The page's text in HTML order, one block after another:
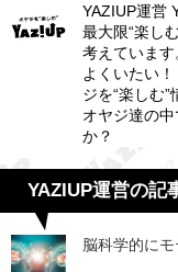
YAZIUP運営
最大限“楽し
考えていま
よくいたい
ジを“楽しむ
オヤジ達の
か？
YAZIUP運営の記
脳科学的に